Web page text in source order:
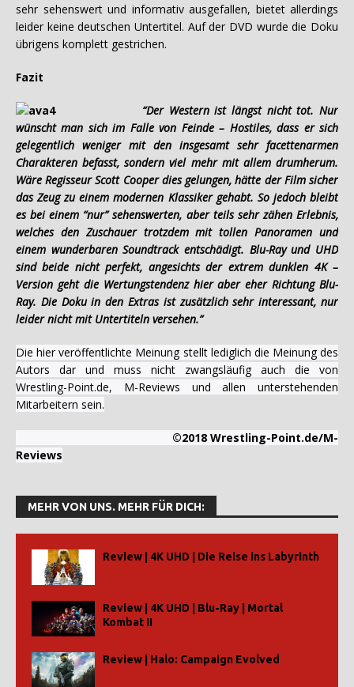
sehr sehenswert und informativ ausgefallen, bietet allerdings
leider keine deutschen Untertitel. Auf der DVD wurde die Doku
übrigens komplett gestrichen.
Fazit
“Der Western ist längst nicht tot. Nur
wünscht man sich im Falle von Feinde – Hostiles, dass er sich
gelegentlich weniger mit den insgesamt sehr facettenarmen
Charakteren befasst, sondern viel mehr mit allem drumherum.
Wäre Regisseur Scott Cooper dies gelungen, hätte der Film sicher
das Zeug zu einem modernen Klassiker gehabt. So jedoch bleibt
es bei einem “nur” sehenswerten, aber teils sehr zähen Erlebnis,
welches den Zuschauer trotzdem mit tollen Panoramen und
einem wunderbaren Soundtrack entschädigt. Blu-Ray und UHD
sind beide nicht perfekt, angesichts der extrem dunklen 4K –
Version geht die Wertungstendenz hier aber eher Richtung Blu-
Ray. Die Doku in den Extras ist zusätzlich sehr interessant, nur
leider nicht mit Untertiteln versehen.”
Die hier veröffentlichte Meinung stellt lediglich die Meinung des
Autors dar und muss nicht zwangsläufig auch die von
Wrestling-Point.de, M-Reviews und allen unterstehenden
Mitarbeitern sein.
©2018 Wrestling-Point.de/M-
Reviews
MEHR VON UNS. MEHR FÜR DICH:
Review | 4K UHD | Die Reise ins Labyrinth
Review | 4K UHD | Blu-Ray | Mortal
Kombat II
Review | Halo: Campaign Evolved